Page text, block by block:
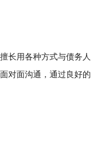
用各种方式与债务人
对面沟通，通过良好的